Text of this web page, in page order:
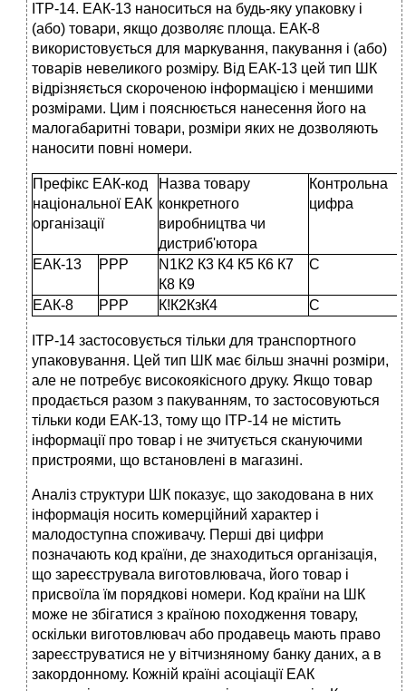
ІТР-14. ЕАК-13 наноситься на будь-яку упаковку і
(або) товари, якщо дозволяє площа. ЕАК-8
використовується для маркування, пакування і (або)
товарів невеликого розміру. Від ЕАК-13 цей тип ШК
відрізняється скороченою інформацією і меншими
розмірами. Цим і пояснюється нанесення його на
малогабаритні товари, розміри яких не дозволяють
наносити повні номери.
Префікс ЕАК-код
національної ЕАК
організації
Назва товару
конкретного
виробництва чи
дистриб'ютора
Контрольна
цифра
ЕАК-13 РРР
N1К2 К3 К4 К5 К6 К7
К8 К9
С
ЕАК-8 РРР К!К2КзК4 С
ІТР-14 застосовується тільки для транспортного
упаковування. Цей тип ШК має більш значні розміри,
але не потребує високоякісного друку. Якщо товар
продається разом з пакуванням, то застосовуються
тільки коди ЕАК-13, тому що ІТР-14 не містить
інформації про товар і не зчитується скануючими
пристроями, що встановлені в магазині.
Аналіз структури ШК показує, що закодована в них
інформація носить комерційний характер і
малодоступна споживачу. Перші дві цифри
позначають код країни, де знаходиться організація,
що зареєструвала виготовлювача, його товар і
присвоїла їм порядкові номери. Код країни на ШК
може не збігатися з країною походження товару,
оскільки виготовлювач або продавець мають право
зареєструватися не у вітчизняному банку даних, а в
закордонному. Кожній країні асоціації ЕАК